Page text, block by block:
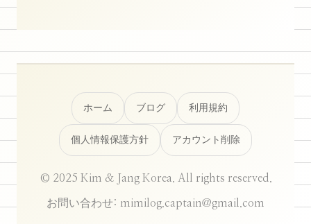
ホーム ブログ 利用規約
個人情報保護方針 アカウント削除
© 2025 Kim & Jang Korea. All rights reserved.
お問い合わせ: mimilog.captain@gmail.com